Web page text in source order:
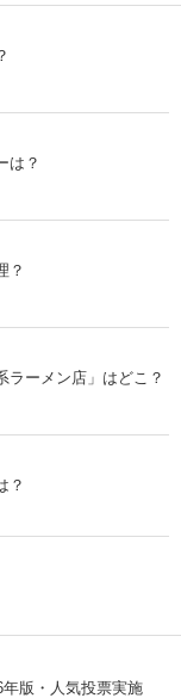
は？
？
ラーメン店」はどこ？
？
版・人気投票実施